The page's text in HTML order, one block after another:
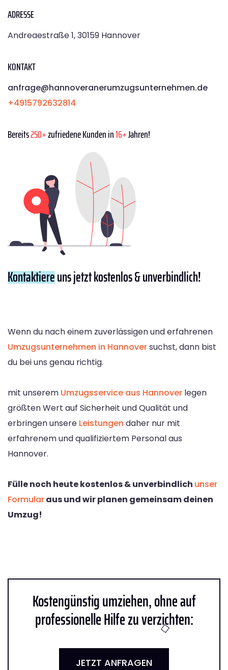
ADRESSE
Andreaestraße 1, 30159 Hannover
KONTAKT
anfrage@hannoveranerumzugsunternehmen.de
+4915792632814
Bereits250+zufriedene Kunden in16+Jahren!
Kontaktiereuns jetzt kostenlos & unverbindlich!
Wenn du nach einem zuverlässigen und erfahrenen
Umzugsunternehmen in Hannoversuchst, dann bist
du bei uns genau richtig.
mit unserem Umzugsservice aus Hannover legen
größten Wert auf Sicherheit und Qualität und
erbringen unsere Leistungen daher nur mit
erfahrenem und qualifiziertem Personal aus
Hannover.
Fülle noch heute kostenlos & unverbindlich unser
Formularaus und wir planen gemeinsam deinen
Umzug!
Kostengünstig umziehen, ohne auf
professionelle Hilfe zu verzichten:
JETZT ANFRAGEN